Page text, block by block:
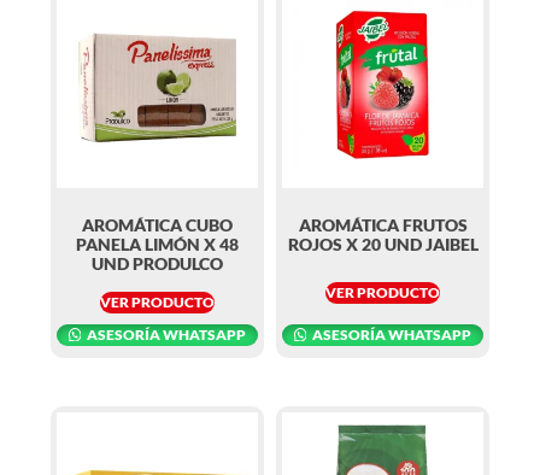
AROMÁTICA CUBO
PANELA LIMÓN X 48
UND PRODULCO
VER PRODUCTO
ASESORÍA WHATSAPP
AROMÁTICA FRUTOS
ROJOS X 20 UND JAIBEL
VER PRODUCTO
ASESORÍA WHATSAPP